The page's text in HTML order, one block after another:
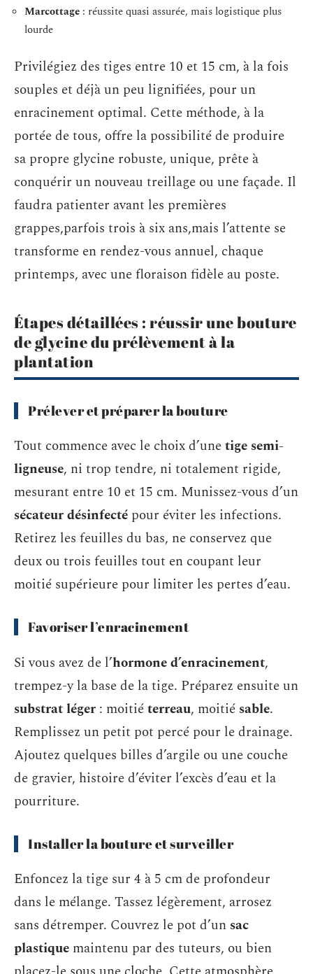
Marcottage : réussite quasi assurée, mais logistique plus
lourde
Privilégiez des tiges entre 10 et 15 cm, à la fois
souples et déjà un peu lignifiées, pour un
enracinement optimal. Cette méthode, à la
portée de tous, offre la possibilité de produire
sa propre glycine robuste, unique, prête à
conquérir un nouveau treillage ou une façade. Il
faudra patienter avant les premières
grappes,parfois trois à six ans,mais l’attente se
transforme en rendez-vous annuel, chaque
printemps, avec une floraison fidèle au poste.
Étapes détaillées : réussir une bouture
de glycine du prélèvement à la
plantation
Prélever et préparer la bouture
Tout commence avec le choix d’unetige semi-
ligneuse, ni trop tendre, ni totalement rigide,
mesurant entre 10 et 15 cm. Munissez-vous d’un
sécateur désinfecté pour éviter les infections.
Retirez les feuilles du bas, ne conservez que
deux ou trois feuilles tout en coupant leur
moitié supérieure pour limiter les pertes d’eau.
Favoriser l’enracinement
Si vous avez de l’hormone d’enracinement,
trempez-y la base de la tige. Préparez ensuite un
substrat léger : moitiéterreau, moitié sable.
Remplissez un petit pot percé pour le drainage.
Ajoutez quelques billes d’argile ou une couche
de gravier, histoire d’éviter l’excès d’eau et la
pourriture.
Installer la bouture et surveiller
Enfoncez la tige sur 4 à 5 cm de profondeur
dans le mélange. Tassez légèrement, arrosez
sans détremper. Couvrez le pot d’un sac
plastique maintenu par des tuteurs, ou bien